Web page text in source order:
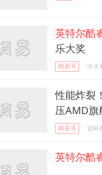
英特尔酷
乐大奖
网易号 中关
性能炸裂！
压AMD旗
网易号 雷科
英特尔酷